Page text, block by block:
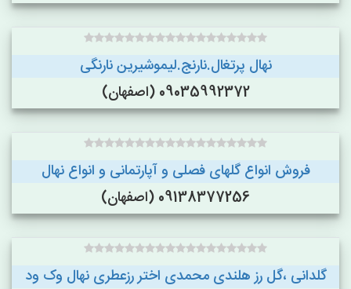
نهال پرتغال.نارنج.لیموشیرین نارنگی
09035992372 (اصفهان)
فروش انواع گلهای فصلی و آپارتمانی و انواع نهال
09138377256 (اصفهان)
گلدانی ،گل رز هلندی محمدی اختر رزعطری نهال وک ود